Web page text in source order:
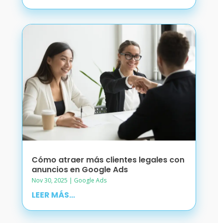
Cómo atraer más clientes legales con
anuncios en Google Ads
Nov 30, 2025 | Google Ads
LEER MÁS...